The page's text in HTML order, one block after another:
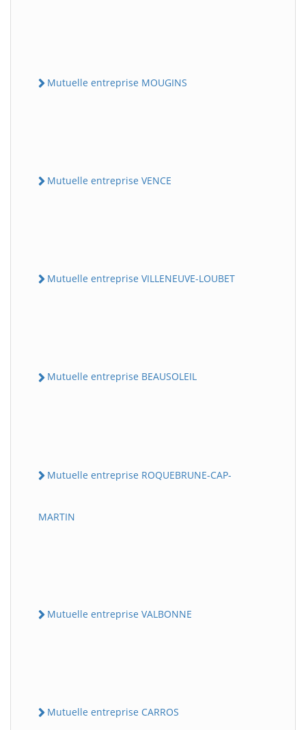
Mutuelle entreprise MOUGINS
Mutuelle entreprise VENCE
Mutuelle entreprise VILLENEUVE-LOUBET
Mutuelle entreprise BEAUSOLEIL
Mutuelle entreprise ROQUEBRUNE-CAP-
MARTIN
Mutuelle entreprise VALBONNE
Mutuelle entreprise CARROS